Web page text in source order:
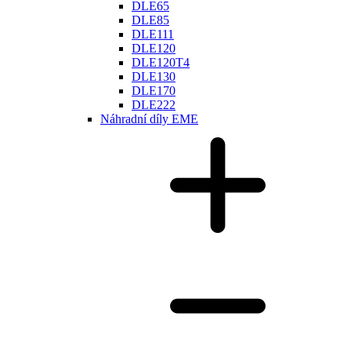
DLE65
DLE85
DLE111
DLE120
DLE120T4
DLE130
DLE170
DLE222
Náhradní díly EME